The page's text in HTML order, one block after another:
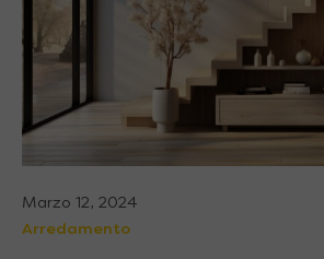
Marzo 12, 2024
Arredamento